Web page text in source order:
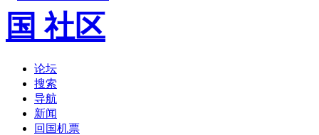
论坛
搜索
导航
新闻
回国机票